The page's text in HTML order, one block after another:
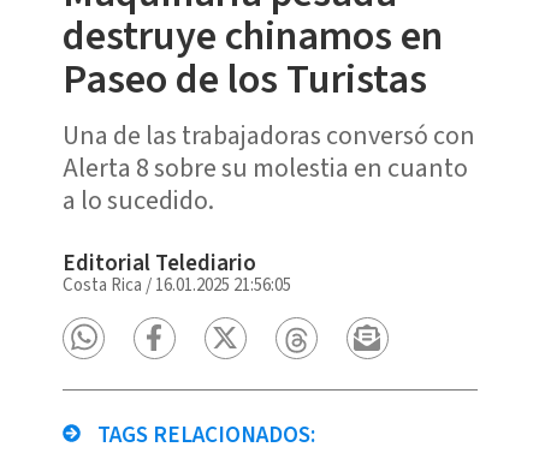
destruye chinamos en
Paseo de los Turistas
Una de las trabajadoras conversó con
Alerta 8 sobre su molestia en cuanto
a lo sucedido.
Editorial Telediario
Costa Rica /16.01.2025 21:56:05
TAGS RELACIONADOS: